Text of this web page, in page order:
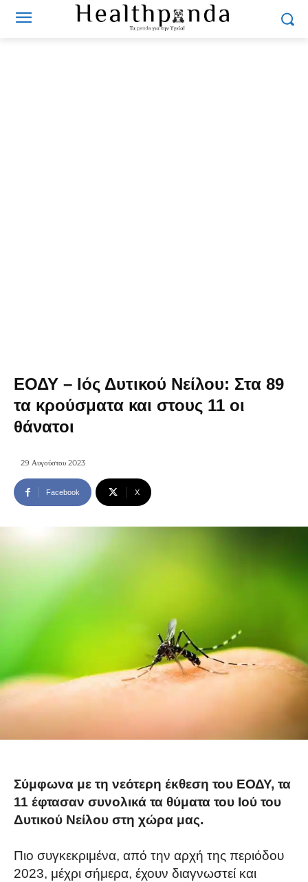
ΕΟΔΥ – Ιός Δυτικού Νείλου: Στα 89
τα κρούσματα και στους 11 οι
θάνατοι
29 Αυγούστου 2023
Facebook X
Σύμφωνα με τη νεότερη έκθεση του ΕΟΔΥ, τα
11 έφτασαν συνολικά τα θύματα του Ιού του
Δυτικού Νείλου στη χώρα μας.
Πιο συγκεκριμένα, από την αρχή της περιόδου
2023, μέχρι σήμερα, έχουν διαγνωστεί και